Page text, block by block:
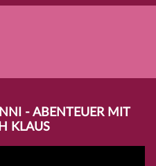
- ABENTEUER MIT
KLAUS